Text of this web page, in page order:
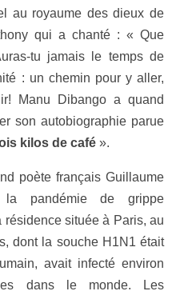
au royaume des dieux de
qui a chanté : « Que
tu jamais le temps de
: un chemin pour y aller,
Manu Dibango a quand
son autobiographie parue
kilos de café ».
poète français Guillaume
la pandémie de grippe
située à Paris, au
dont la souche H1N1 était
avait infecté environ
dans le monde. Les